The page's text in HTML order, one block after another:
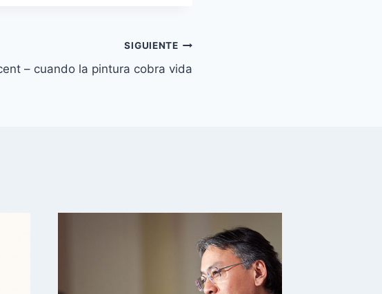
SIGUIENTE
– cuando la pintura cobra vida